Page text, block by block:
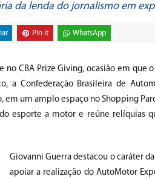
da lenda do jornalismo em
Pin it WhatsApp
CBA Prize Giving, ocasião em que
a Confederação Brasileira de
um amplo espaço no Shopping
esporte a motor e reúne relíquias
Giovanni Guerra destacou o caráter
apoiar a realização do AutoMotor